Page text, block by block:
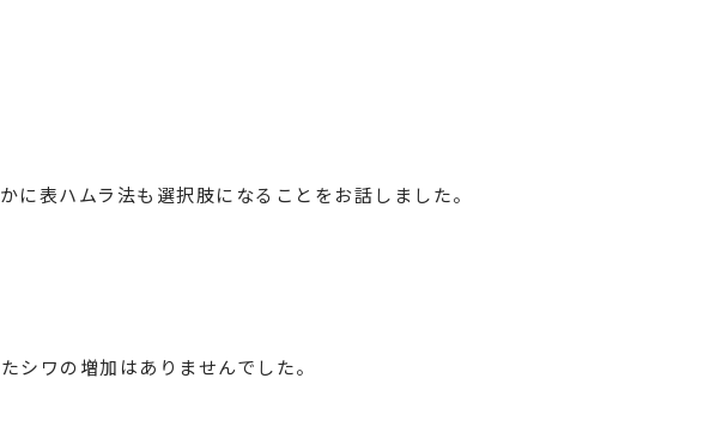
表ハムラ法も選択肢になることをお話しました。
シワの増加はありませんでした。